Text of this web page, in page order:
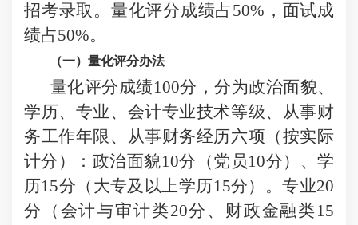
招考录取。量化评分成绩占50%，面试成
绩占50%。
（一）量化评分办法
量化评分成绩100分，分为政治面貌、
学历、专业、会计专业技术等级、从事财
务工作年限、从事财务经历六项（按实际
计分）：政治面貌10分（党员10分）、学
历15分（大专及以上学历15分）。专业20
分（会计与审计类20分、财政金融类15